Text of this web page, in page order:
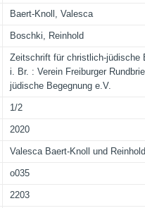
Baert-Knoll, Valesca
Boschki, Reinhold
Zeitschrift für christlich-jüdische
i. Br. : Verein Freiburger
jüdische Begegnung e.V.
1/2
2020
Valesca Baert-Knoll und
o035
2203